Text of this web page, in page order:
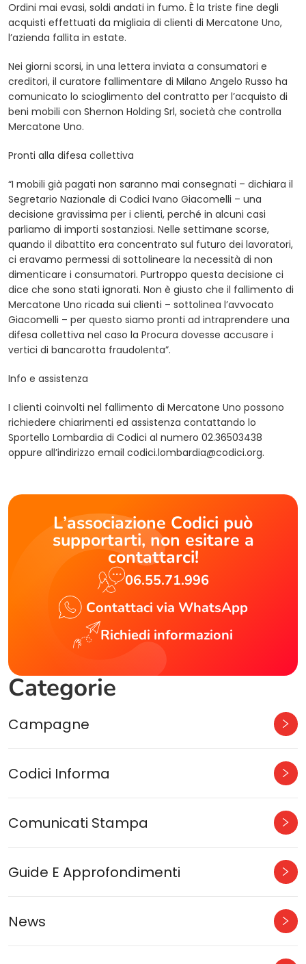
Ordini mai evasi, soldi andati in fumo. È la triste fine degli
acquisti effettuati da migliaia di clienti di Mercatone Uno,
l’azienda fallita in estate.
Nei giorni scorsi, in una lettera inviata a consumatori e
creditori, il curatore fallimentare di Milano Angelo Russo ha
comunicato lo scioglimento del contratto per l’acquisto di
beni mobili con Shernon Holding Srl, società che controlla
Mercatone Uno.
Pronti alla difesa collettiva
“I mobili già pagati non saranno mai consegnati – dichiara il
Segretario Nazionale di Codici Ivano Giacomelli – una
decisione gravissima per i clienti, perché in alcuni casi
parliamo di importi sostanziosi. Nelle settimane scorse,
quando il dibattito era concentrato sul futuro dei lavoratori,
ci eravamo permessi di sottolineare la necessità di non
dimenticare i consumatori. Purtroppo questa decisione ci
dice che sono stati ignorati. Non è giusto che il fallimento di
Mercatone Uno ricada sui clienti – sottolinea l’avvocato
Giacomelli – per questo siamo pronti ad intraprendere una
difesa collettiva nel caso la Procura dovesse accusare i
vertici di bancarotta fraudolenta”.
Info e assistenza
I clienti coinvolti nel fallimento di Mercatone Uno possono
richiedere chiarimenti ed assistenza contattando lo
Sportello Lombardia di Codici al numero 02.36503438
oppure all’indirizzo email codici.lombardia@codici.org.
L’associazione Codici può
supportarti, non esitare a
contattarci!
06.55.71.996
Contattaci via WhatsApp
Richiedi informazioni
Categorie
Campagne
Codici Informa
Comunicati Stampa
Guide E Approfondimenti
News